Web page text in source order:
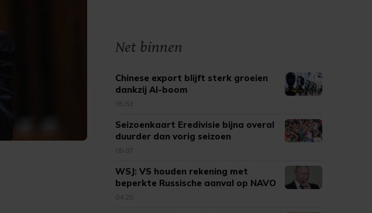
Net binnen
Chinese export blijft sterk groeien
dankzij AI-boom
05:53
Seizoenkaart Eredivisie bijna overal
duurder dan vorig seizoen
05:07
WSJ: VS houden rekening met
beperkte Russische aanval op NAVO
04:25